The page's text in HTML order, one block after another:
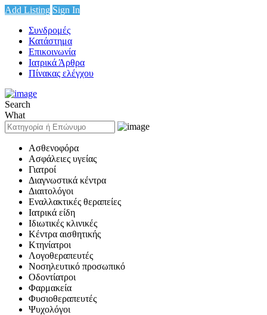
Add Listing Sign In
Συνδρομές
Κατάστημα
Επικοινωνία
Ιατρικά Άρθρα
Πίνακας ελέγχου
Search
What
Ασθενοφόρα
Ασφάλειες υγείας
Γιατροί
Διαγνωστικά κέντρα
Διαιτολόγοι
Εναλλακτικές θεραπείες
Ιατρικά είδη
Ιδιωτικές κλινικές
Κέντρα αισθητικής
Κτηνίατροι
Λογοθεραπευτές
Νοσηλευτικό προσωπικό
Οδοντίατροι
Φαρμακεία
Φυσιοθεραπευτές
Ψυχολόγοι